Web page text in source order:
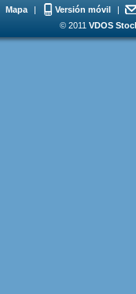
Mapa | Versión móvil
|
© 2011 VDOS